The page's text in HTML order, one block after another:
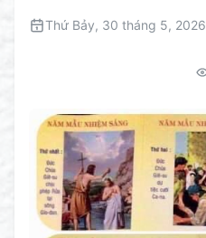
Thứ Bảy, 30 tháng 5, 2026